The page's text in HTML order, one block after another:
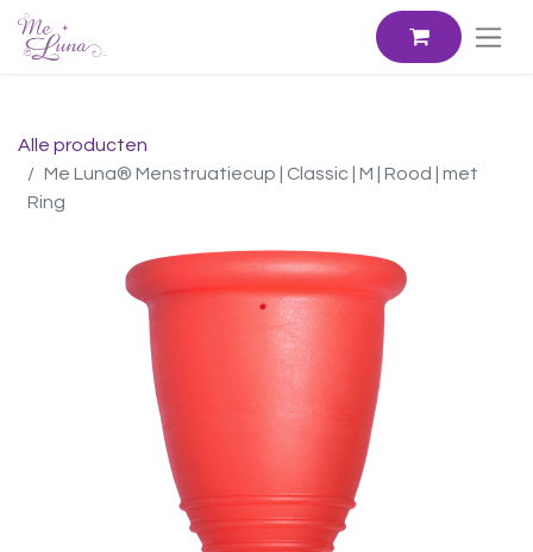
Alle producten
Me Luna® Menstruatiecup | Classic | M | Rood | met
Ring